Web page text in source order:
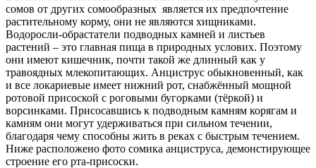
сомов от других сомообразных является их предпочтение
растительному корму, они не являются хищниками.
Водоросли-обрастатели подводных камней и листьев
растений – это главная пища в природных услових. Поэтому
они имеют кишечник, почти такой же длинный как у
травоядных млекопитающих. Анциструс обыкновенный, как
и все локариевые имеет нижний рот, снабжённый мощной
ротовой присоской с роговыми бугорками (тёркой) и
ворсинками. Присосавшись к подводным камням корягам и
камням они могут удерживаться при сильном течении,
благодаря чему способны жить в реках с быстрым течением.
Ниже расположено фото сомика анциструса, демонстирующее
строение его рта-присоски.